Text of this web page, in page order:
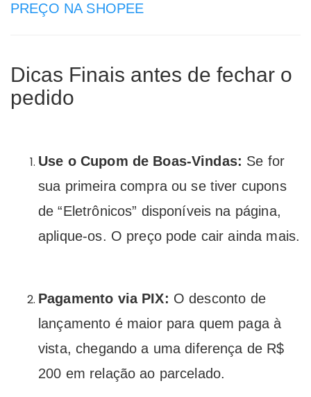
PREÇO NA SHOPEE
Dicas Finais antes de fechar o
pedido
Use o Cupom de Boas-Vindas: Se for
sua primeira compra ou se tiver cupons
de “Eletrônicos” disponíveis na página,
aplique-os. O preço pode cair ainda mais.
Pagamento via PIX: O desconto de
lançamento é maior para quem paga à
vista, chegando a uma diferença de R$
200 em relação ao parcelado.